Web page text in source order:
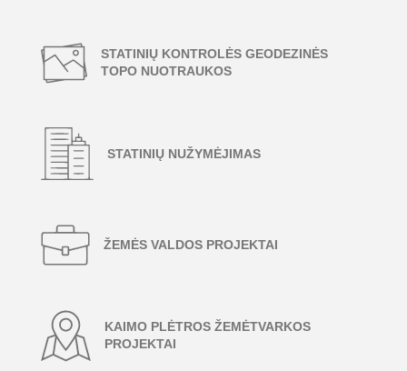
STATINIŲ KONTROLĖS GEODEZINĖS
TOPO NUOTRAUKOS
STATINIŲ NUŽYMĖJIMAS
ŽEMĖS VALDOS PROJEKTAI
KAIMO PLĖTROS ŽEMĖTVARKOS
PROJEKTAI